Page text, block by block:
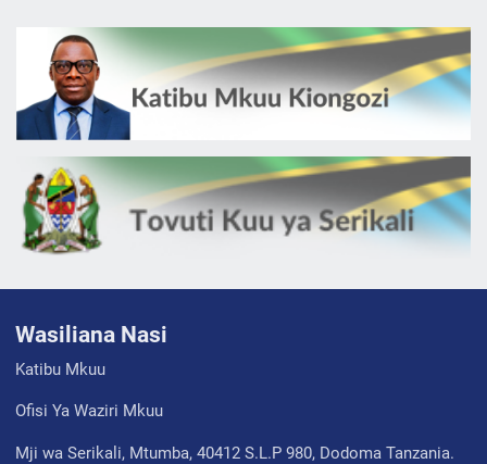
Wasiliana Nasi
Katibu Mkuu
Ofisi Ya Waziri Mkuu
Mji wa Serikali, Mtumba, 40412 S.L.P 980, Dodoma Tanzania.